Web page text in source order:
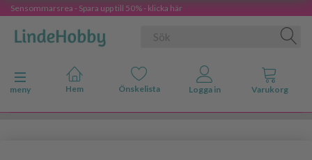
Sensommarsrea - Spara upp till 50% - klicka här
Ändra navigering
meny